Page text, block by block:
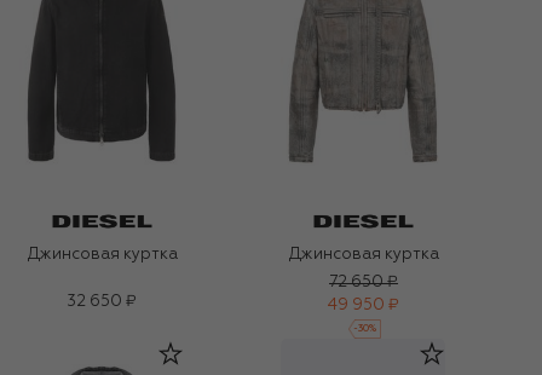
Джинсовая куртка
32 650 ₽
Джинсовая куртка
72 650 ₽
49 950 ₽
-30%